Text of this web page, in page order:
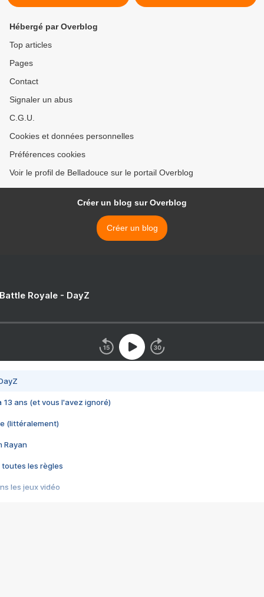
Hébergé par Overblog
Top articles
Pages
Contact
Signaler un abus
C.G.U.
Cookies et données personnelles
Préférences cookies
Voir le profil de Belladouce sur le portail Overblog
Créer un blog sur Overblog
Créer un blog
Royale - DayZ
13 ans (et vous l'avez ignoré)
(littéralement)
Rayan
toutes les règles
les jeux vidéo